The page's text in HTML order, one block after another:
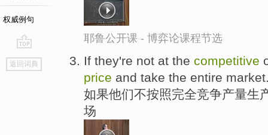
权威例句
go
top
返回词典
耶鲁公开课 - 博弈论课程节选
If they're not at the competitive
price and take the entire
如果他们不按照完全竞争产量生
场